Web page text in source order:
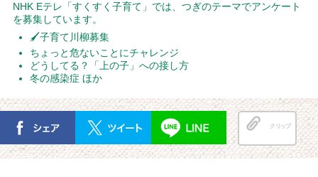
NHK Eテレ「すくすく子育て」では、つぎのテーマでアンケート
を募集しています。
🖌子育て川柳募集
ちょっと危ないことにチャレンジ
どうしてる？「上の子」への接し方
冬の感染症 ほか
クリップ